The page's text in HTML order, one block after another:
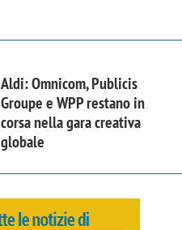
Aldi: Omnicom, Publicis
Groupe e WPP restano in
corsa nella gara creativa
globale